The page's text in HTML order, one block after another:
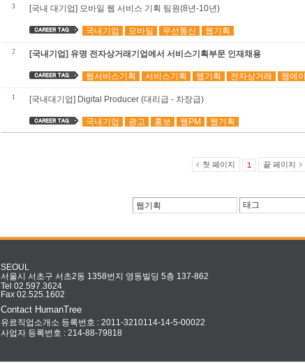
3 [국내 대기업] 모바일 웹 서비스 기획 팀원(8년-10년)
국내기업 모바일 무선통신 웹기획
2 [국내기업] 유명 전자상거래기업에서 서비스기획부문 인재채용
웹서비스기획 서비스기획 웹기획 전자상거래 웹에
1 [국내대기업] Digital Producer (대리급 - 차장급)
국내기업 광고 홍보 웹PM 웹기획
첫 페이지 1 끝 페이지
SEOUL
서울시 서초구 서초2동 1358번지 영동빌딩 5층 137-862
Tel 02.597.3624
Fax 02.525.1602
Contact HumanTree
유료직업소개소 등록번호 : 2011-3210114-14-5-00022
사업자 등록번호 : 214-88-79818